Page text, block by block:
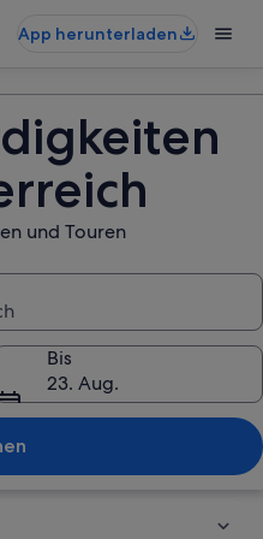
App herunterladen
und Touren
Bis
23. Aug.